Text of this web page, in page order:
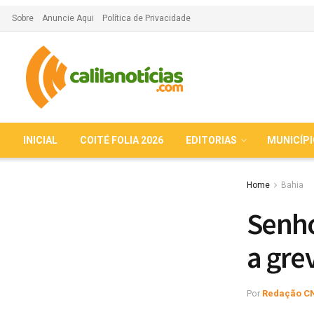
Sobre Anuncie Aqui Política de Privacidade
INICIAL COITÉ FOLIA 2026 EDITORIAS
Home Bahia
a
Por Redação